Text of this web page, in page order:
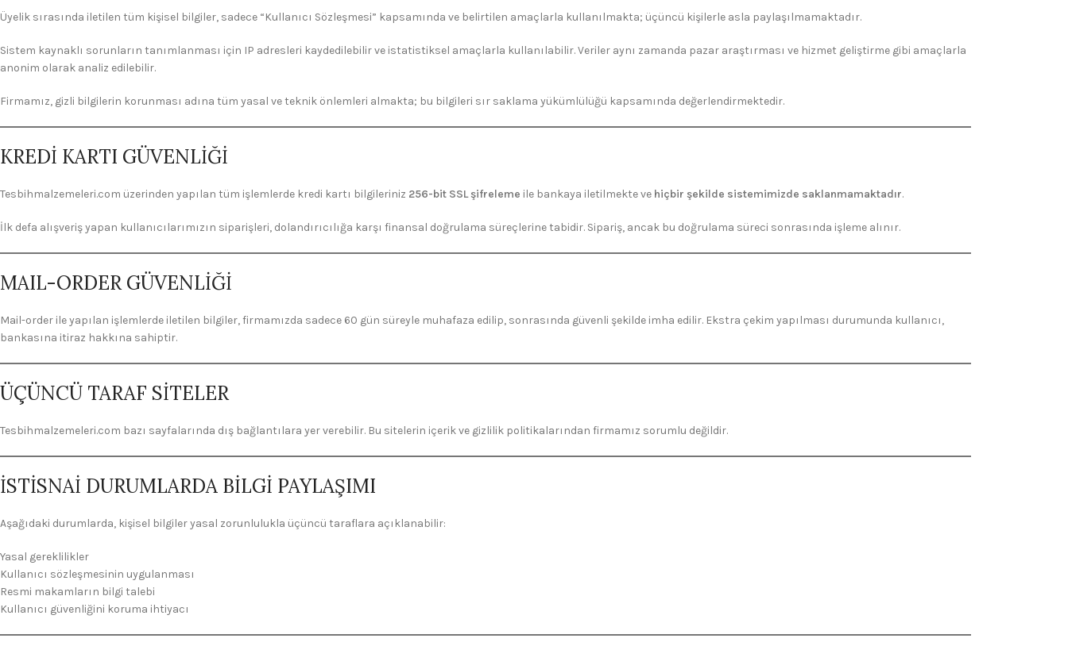
Üyelik sırasında iletilen tüm kişisel bilgiler, sadece “Kullanıcı Sözleşmesi” kapsamında ve belirtilen amaçlarla kullanılmakta; üçüncü kişilerle asla paylaşılmamaktadır.
Sistem kaynaklı sorunların tanımlanması için IP adresleri kaydedilebilir ve istatistiksel amaçlarla kullanılabilir. Veriler aynı zamanda pazar araştırması ve hizmet geliştirme gibi amaçlarla
anonim olarak analiz edilebilir.
Firmamız, gizli bilgilerin korunması adına tüm yasal ve teknik önlemleri almakta; bu bilgileri sır saklama yükümlülüğü kapsamında değerlendirmektedir.
KREDİ KARTI GÜVENLİĞİ
Tesbihmalzemeleri.com üzerinden yapılan tüm işlemlerde kredi kartı bilgileriniz 256-bit SSL şifreleme ile bankaya iletilmekte ve hiçbir şekilde sistemimizde saklanmamaktadır.
İlk defa alışveriş yapan kullanıcılarımızın siparişleri, dolandırıcılığa karşı finansal doğrulama süreçlerine tabidir. Sipariş, ancak bu doğrulama süreci sonrasında işleme alınır.
MAIL-ORDER GÜVENLİĞİ
Mail-order ile yapılan işlemlerde iletilen bilgiler, firmamızda sadece 60 gün süreyle muhafaza edilip, sonrasında güvenli şekilde imha edilir. Ekstra çekim yapılması durumunda kullanıcı,
bankasına itiraz hakkına sahiptir.
ÜÇÜNCÜ TARAF SİTELER
Tesbihmalzemeleri.com bazı sayfalarında dış bağlantılara yer verebilir. Bu sitelerin içerik ve gizlilik politikalarından firmamız sorumlu değildir.
İSTİSNAİ DURUMLARDA BİLGİ PAYLAŞIMI
Aşağıdaki durumlarda, kişisel bilgiler yasal zorunlulukla üçüncü taraflara açıklanabilir:
Yasal gereklilikler
Kullanıcı sözleşmesinin uygulanması
Resmi makamların bilgi talebi
Kullanıcı güvenliğini koruma ihtiyacı